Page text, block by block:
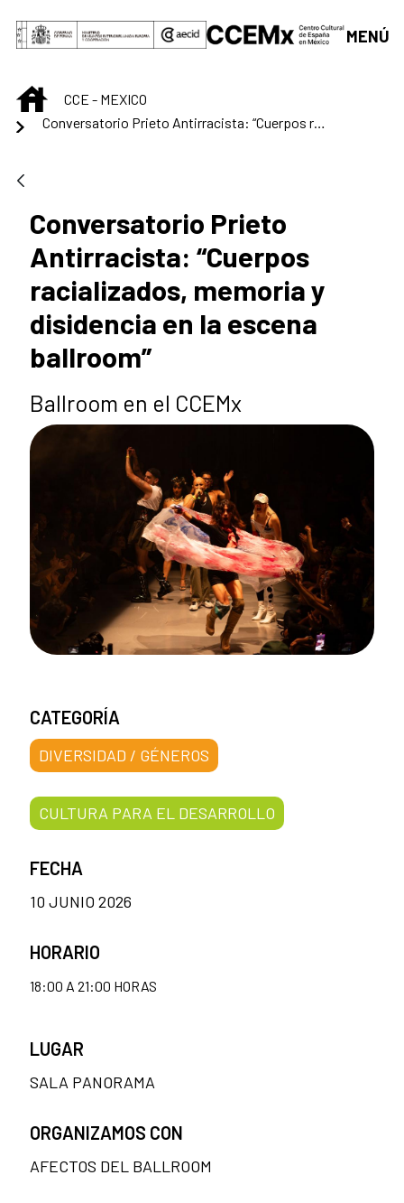
Saltar al contenido principal
MENÚ
INICIOCCE - MEXICO
Conversatorio Prieto Antirracista: “Cuerpos racializados, memoria y disidencia en la escena ballroom”
Conversatorio Prieto
Antirracista: “Cuerpos
racializados, memoria y
disidencia en la escena
ballroom”
Ballroom en el CCEMx
CATEGORÍA
DIVERSIDAD / GÉNEROS
CULTURA PARA EL DESARROLLO
FECHA
10 JUNIO 2026
HORARIO
18:00 A 21:00 HORAS
LUGAR
SALA PANORAMA
ORGANIZAMOS CON
AFECTOS DEL BALLROOM